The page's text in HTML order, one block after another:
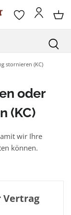
stornieren (KC)
oder
(KC)
wir Ihre
können.
Vertrag